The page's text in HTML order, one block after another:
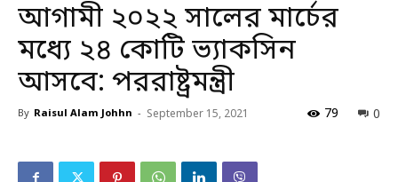
আগামী ২০২২ সালের মার্চের
মধ্যে ২৪ কোটি ভ্যাকসিন
আসবে: পররাষ্ট্রমন্ত্রী
By Raisul Alam Johhn - September 15, 2021 0
79